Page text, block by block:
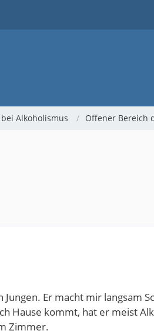
Alkoholismus Offener Bereich
Er macht mir langsam
Hause kommt, hat er meist
Zimmer.